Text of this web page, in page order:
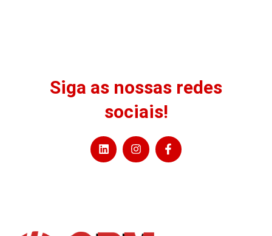
Siga as nossas redes
sociais!